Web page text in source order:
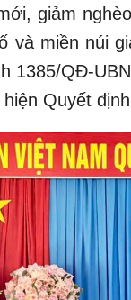
giảm
và miền núi
1385/QĐ-
Quyết